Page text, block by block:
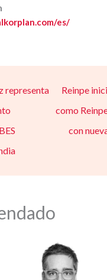
es/
representa
Reinpe
como
con